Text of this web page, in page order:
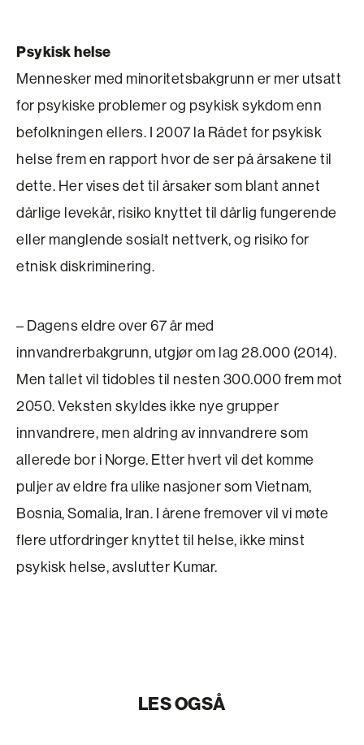
Psykisk helse
Mennesker med minoritetsbakgrunn er mer utsatt
for psykiske problemer og psykisk sykdom enn
befolkningen ellers. I 2007 la Rådet for psykisk
helse frem en rapport hvor de ser på årsakene til
dette. Her vises det til årsaker som blant annet
dårlige levekår, risiko knyttet til dårlig fungerende
eller manglende sosialt nettverk, og risiko for
etnisk diskriminering.
– Dagens eldre over 67 år med
innvandrerbakgrunn, utgjør om lag 28.000 (2014).
Men tallet vil tidobles til nesten 300.000 frem mot
2050. Veksten skyldes ikke nye grupper
innvandrere, men aldring av innvandrere som
allerede bor i Norge. Etter hvert vil det komme
puljer av eldre fra ulike nasjoner som Vietnam,
Bosnia, Somalia, Iran. I årene fremover vil vi møte
flere utfordringer knyttet til helse, ikke minst
psykisk helse, avslutter Kumar.
LES OGSÅ